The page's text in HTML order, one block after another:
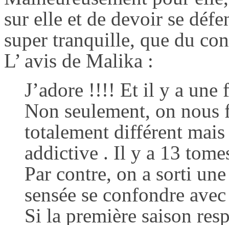
sur elle et de devoir se
super tranquille, que du
L’ avis de Malika :
J’adore !!!! Et il y a une
Non seulement, on
totalement différent
addictive . Il y a 13
Par contre, on a sorti
sensée se confondre
Si la première saison